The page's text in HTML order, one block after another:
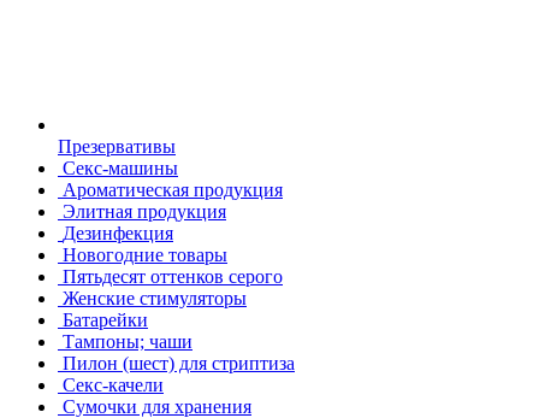
Презервативы
Секс-машины
Ароматическая продукция
Элитная продукция
Дезинфекция
Новогодние товары
Пятьдесят оттенков серого
Женские стимуляторы
Батарейки
Тампоны; чаши
Пилон (шест) для стриптиза
Секс-качели
Сумочки для хранения